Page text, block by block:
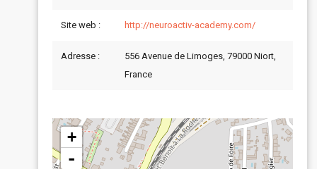
Site web : http://neuroactiv-academy.com/
Adresse :
556 Avenue de Limoges, 79000 Niort,
France
+
-